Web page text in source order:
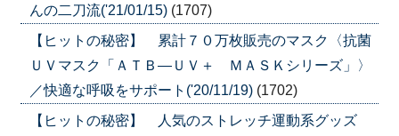
んの二刀流('21/01/15) (1707)
【ヒットの秘密】 累計７０万枚販売のマスク〈抗菌
ＵＶマスク「ＡＴＢ―ＵＶ＋ ＭＡＳＫシリーズ」〉
／快適な呼吸をサポート('20/11/19) (1702)
【ヒットの秘密】 人気のストレッチ運動系グッズ